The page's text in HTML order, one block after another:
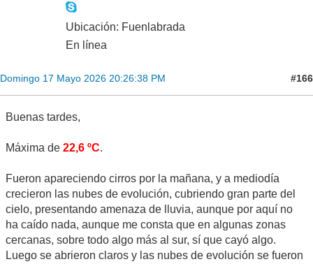
Ubicación: Fuenlabrada
En línea
Domingo 17 Mayo 2026 20:26:38 PM #166
Buenas tardes,
Máxima de 22,6 ºC.
Fueron apareciendo cirros por la mañana, y a mediodía
crecieron las nubes de evolución, cubriendo gran parte del
cielo, presentando amenaza de lluvia, aunque por aquí no
ha caído nada, aunque me consta que en algunas zonas
cercanas, sobre todo algo más al sur, sí que cayó algo.
Luego se abrieron claros y las nubes de evolución se fueron